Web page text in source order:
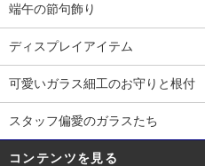
端午の節句飾り
ディスプレイアイテム
可愛いガラス細工のお守りと根付
スタッフ偏愛のガラスたち
コンテンツを見る